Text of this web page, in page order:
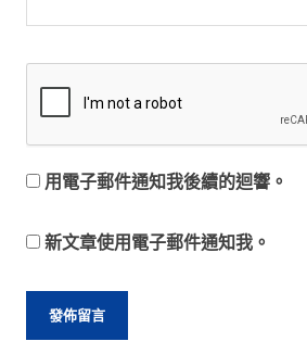
用電子郵件通知我後續的迴響。
新文章使用電子郵件通知我。